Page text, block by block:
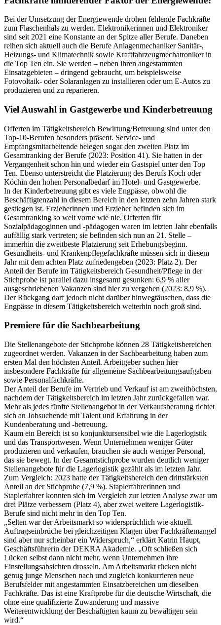
Bei der Umsetzung der Energiewende drohen fehlende Fachkräfte
zum Flaschenhals zu werden. Elektronikerinnen und Elektroniker
sind seit 2021 eine Konstante an der Spitze aller Berufe. Daneben
reihen sich aktuell auch die Berufe Anlagenmechaniker Sanitär-,
Heizungs- und Klimatechnik sowie Kraftfahrzeugmechatroniker in
die Top Ten ein. Sie werden – neben ihren angestammten
Einsatzgebieten – dringend gebraucht, um beispielsweise
Fotovoltaik- oder Solaranlagen zu installieren oder um E-Autos zu
produzieren und zu reparieren.
Viel Auswahl in Gastgewerbe und Kinderbetreuung
Offerten im Tätigkeitsbereich Bewirtung/Betreuung sind unter den
Top-10-Berufen besonders präsent. Service- und
Empfangsmitarbeitende belegen sogar den zweiten Platz im
Gesamtranking der Berufe (2023: Position 41). Sie hatten in der
Vergangenheit schon hin und wieder ein Gastspiel unter den Top
Ten. Ebenso unterstreicht die Platzierung des Berufs Koch oder
Köchin den hohen Personalbedarf im Hotel- und Gastgewerbe.
In der Kinderbetreuung gibt es viele Engpässe, obwohl die
Beschäftigtenzahl in diesem Bereich in den letzten zehn Jahren stark
gestiegen ist. Erzieherinnen und Erzieher befinden sich im
Gesamtranking so weit vorne wie nie. Offerten für
Sozialpädagoginnen und -pädagogen waren im letzten Jahr ebenfalls
auffällig stark vertreten; sie befinden sich nun an 21. Stelle –
immerhin die zweitbeste Platzierung seit Erhebungsbeginn.
Gesundheits- und Krankenpflegefachkräfte müssen sich in diesem
Jahr mit dem achten Platz zufriedengeben (2023: Platz 2). Der
Anteil der Berufe im Tätigkeitsbereich Gesundheit/Pflege in der
Stichprobe ist parallel dazu insgesamt gesunken: 6,9 % aller
ausgeschriebenen Vakanzen sind hier zu vergeben (2023: 8,9 %).
Der Rückgang darf jedoch nicht darüber hinwegtäuschen, dass die
Engpässe in diesem Tätigkeitsbereich weiterhin noch groß sind.
Premiere für die Sachbearbeitung
Die Stellenangebote der Stichprobe können 28 Tätigkeitsbereichen
zugeordnet werden. Vakanzen in der Sachbearbeitung haben zum
ersten Mal den höchsten Anteil. Arbeitgeber suchen hier
insbesondere Fachkräfte für allgemeine Sachbearbeitungsaufgaben
sowie Personalfachkräfte.
Der Anteil der Berufe im Vertrieb und Verkauf ist am zweithöchsten,
nachdem der Tätigkeitsbereich im letzten Jahr zurückgefallen war.
Mehr als jedes fünfte Stellenangebot in der Verkaufsberatung richtet
sich an Jobsuchende mit Talent und Erfahrung in der
Kundenberatung und -betreuung.
Kaum ein Bereich ist so konjunktursensibel wie die Lagerlogistik
und das Transportwesen. Wenn Unternehmen weniger Güter
produzieren und verkaufen, brauchen sie auch weniger Personal,
das sie bewegt. In der Gesamtstichprobe wurden deutlich weniger
Stellenangebote für die Lagerlogistik gezählt als im letzten Jahr.
Zum Vergleich: 2023 hatte der Tätigkeitsbereich den drittstärksten
Anteil an der Stichprobe (7,9 %). Staplerfahrerinnen und
Staplerfahrer konnten sich im Vergleich zur letzten Analyse zwar um
drei Plätze verbessern (Platz 4), aber zwei weitere Lagerlogistik-
Berufe sind nicht mehr in den Top Ten.
„Selten war der Arbeitsmarkt so widersprüchlich wie aktuell.
Auftragseinbrüche bei gleichzeitigen Klagen über Fachkräftemangel
sind aber nur scheinbar ein Widerspruch,“ erklärt Katrin Haupt,
Geschäftsführerin der DEKRA Akademie. „Oft schließen sich
Lücken selbst dann nicht mehr, wenn Unternehmen ihre
Einstellungsabsichten drosseln. Am Arbeitsmarkt rücken nicht
genug junge Menschen nach und zugleich konkurrieren neue
Berufsfelder mit angestammten Einsatzbereichen um dieselben
Fachkräfte. Das ist eine Kraftprobe für die deutsche Wirtschaft, die
ohne eine qualifizierte Zuwanderung und massive
Weiterentwicklung der Beschäftigten kaum zu bewältigen sein
wird.“